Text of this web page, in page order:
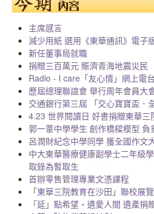
主席感言
減少用紙 選用《東華通訊》電子
新任董事局就職
捐贈三百萬元 賑濟青海地震災民
Radio - I care「友心情」網上電台
歷屆總理聯誼會 舉行周年會員大
交通銀行第三屆 「交心寶寶盃．
4.23 世界閱讀日 好書捐贈東華三
郭一葦中學學生 創作橋樑模型
呂潤財紀念中學同學 獲全國作文
中大東華醫療健康副學士二年級
取錄為暫取生
首辦零售管理專業文憑課程
「東華三院教育在沙田」聯校展覽
「延」點希望‧遺愛人間 遺產捐